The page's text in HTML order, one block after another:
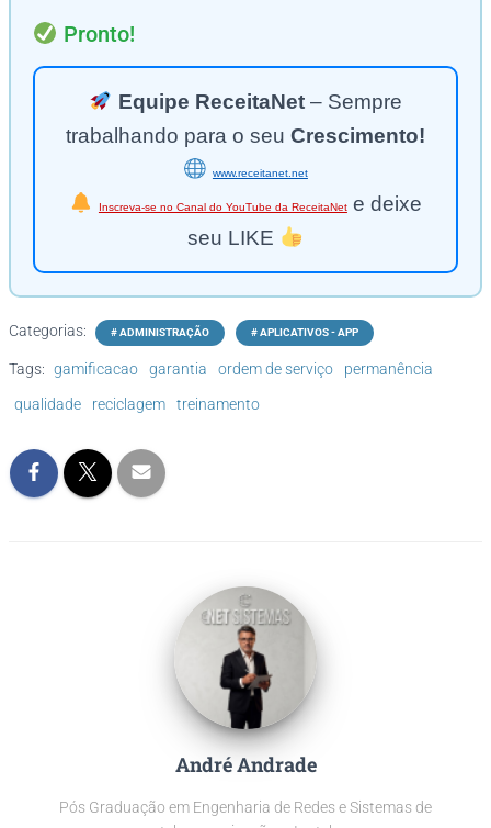
Pronto!
Equipe ReceitaNet– Sempre
trabalhando para o seu Crescimento!
www.receitanet.net
Inscreva-se no Canal do YouTube da ReceitaNete deixe
seu LIKE
Categorias: # ADMINISTRAÇÃO # APLICATIVOS - APP
Tags: gamificacao garantia ordem de serviço
permanência
qualidade
reciclagem treinamento
André Andrade
Pós Graduação em Engenharia de Redes e Sistemas de